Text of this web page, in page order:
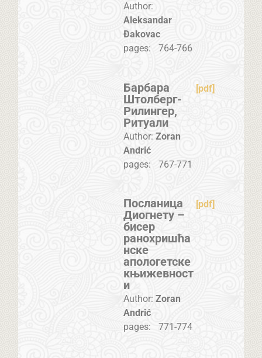
Author:
Aleksandar
Đakovac
pages:
764-766
Барбара
Штолберг-
Рилингер,
Ритуали
[pdf]
Author: Zoran
Andrić
pages:
767-771
Посланица
Диогнету –
бисер
ранохришћа
нске
апологетске
књижевност
и
[pdf]
Author: Zoran
Andrić
pages:
771-774